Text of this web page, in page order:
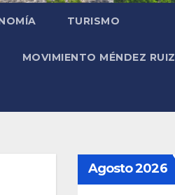
TURISMO
MOVIMIENTO MÉNDEZ RUIZ
Agosto 2026